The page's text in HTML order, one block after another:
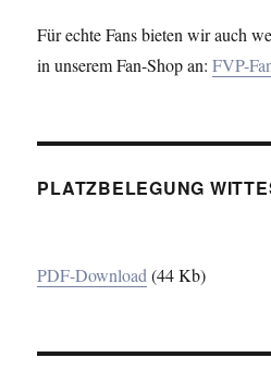
Für echte Fans bieten wir auch
in unserem Fan-Shop an:FVP-
PLATZBELEGUNG
PDF-Download(44 Kb)